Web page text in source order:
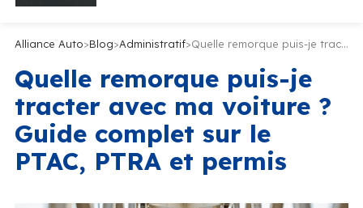
Alliance Auto>Blog>Administratif> Quelle remorque puis-je tracter avec ma voiture ? Guide complet sur le PTAC, PTRA et permis
Quelle remorque puis-je
tracter avec ma voiture ?
Guide complet sur le
PTAC, PTRA et permis